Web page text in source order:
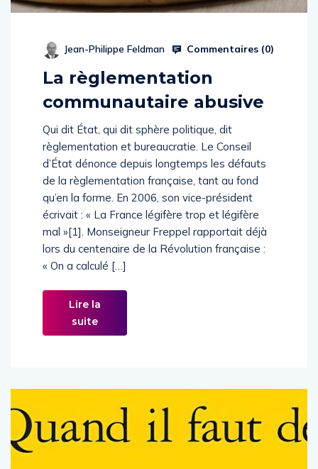
Jean-Philippe Feldman Commentaires (0)
La règlementation
communautaire abusive
Qui dit État, qui dit sphère politique, dit
règlementation et bureaucratie. Le Conseil
d’État dénonce depuis longtemps les défauts
de la règlementation française, tant au fond
qu’en la forme. En 2006, son vice-président
écrivait : « La France légifère trop et légifère
mal »[1]. Monseigneur Freppel rapportait déjà
lors du centenaire de la Révolution française :
« On a calculé […]
Lire la
suite